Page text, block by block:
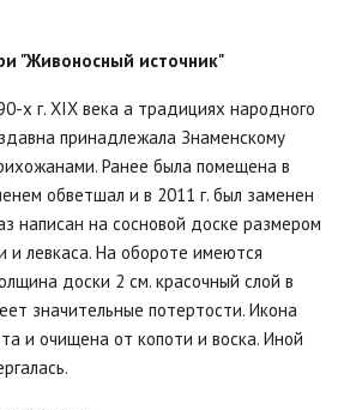
"Живоносный источник"
х г. XIX века а традициях народного
принадлежала Знаменскому
Ранее была помещена в
обветшал и в 2011 г. был заменен
написан на сосновой доске размером
и левкаса. На обороте имеются
доски 2 см. красочный слой в
значительные потертости. Икона
и очищена от копоти и воска. Иной